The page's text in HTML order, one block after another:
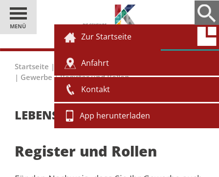
MENÜ
Zur Startseite
Anfahrt
Kontakt
App herunterladen
Startseite | Einwohner|Bürgerservice
| Gewerbe |Register und Rollen
LEBENSLAGEN
Register und Rollen